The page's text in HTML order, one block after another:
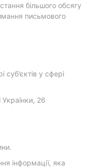
більшого обсягу
письмового
суб’єктів у сфері
26
інформації, яка